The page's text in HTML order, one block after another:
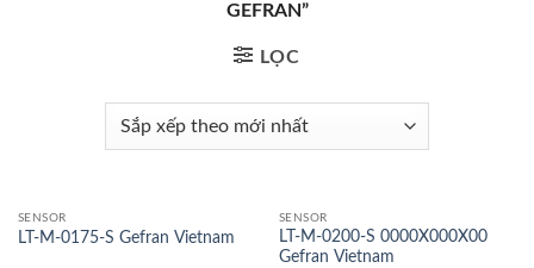
GEFRAN”
LỌC
SENSOR
LT-M-0175-S Gefran Vietnam
SENSOR
LT-M-0200-S 0000X000X00
Gefran Vietnam